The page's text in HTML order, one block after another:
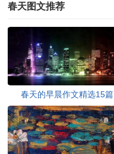
春天图文推荐
春天的早晨作文精选15篇